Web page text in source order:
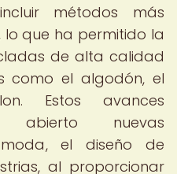
métodos más
lo que ha permitido la
de alta calidad
como el algodón, el
Estos avances
abierto nuevas
el diseño de
al proporcionar